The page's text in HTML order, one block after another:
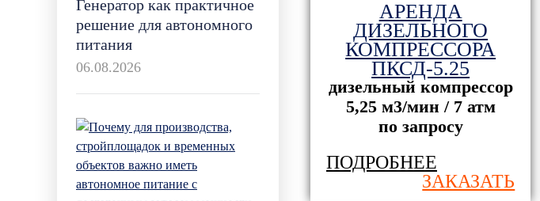
Генератор как практичное
решение для автономного
питания
06.08.2026
АРЕНДА
ДИЗЕЛЬНОГО
КОМПРЕССОРА
ПКСД-5.25
дизельный компрессор
5,25 м3/мин / 7 атм
по запросу
ПОДРОБНЕЕ
ЗАКАЗАТЬ